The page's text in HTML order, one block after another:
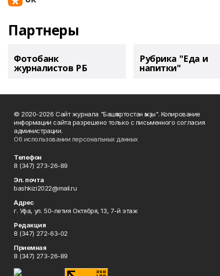
Партнеры
Фотобанк
журналистов РБ
Рубрика "Еда и
напитки"
© 2020-2026 Сайт журнала "Башҡортостан ҡыҙы". Копирование
информации сайта разрешено только с письменного согласия
администрации.
Об использовании персональных данных
Телефон
8 (347) 273-26-89
Эл. почта
bashkizi2022@mail.ru
Адрес
г. Уфа, ул. 50-летия Октября, 13, 7-й этаж
Редакция
8 (347) 272-63-02
Приемная
8 (347) 273-26-89